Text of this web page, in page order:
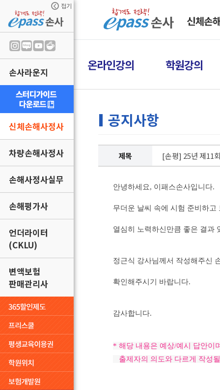
접기
손사라운지
신체손해사정사
차량손해사정사
손해사정사실무
손해평가사
언더라이터
(CKLU)
변액보험
판매관리사
신체손
온라인강의 학원강의
공지사항
제목 [손평] 25년 제11
안녕하세요, 이패스손사입니다.
무더운 날씨 속에 시험 준비하
열심히 노력하신만큼 좋은 결과
정근식 강사님께서 작성해주신
확인해주시기 바랍니다.
감사합니다.
* 해당 내용은 예상/예시 답안이
출제자의 의도와 다르게 작성